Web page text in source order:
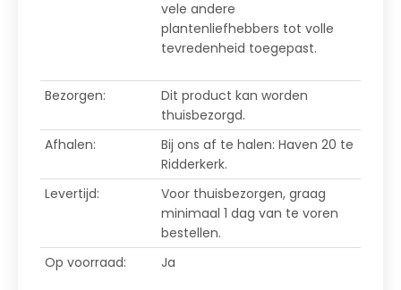
vele andere
plantenliefhebbers tot volle
tevredenheid toegepast.
Bezorgen:
Dit product kan worden
thuisbezorgd.
Afhalen:
Bij ons af te halen: Haven 20 te
Ridderkerk.
Levertijd:
Voor thuisbezorgen, graag
minimaal 1 dag van te voren
bestellen.
Op voorraad:
Ja